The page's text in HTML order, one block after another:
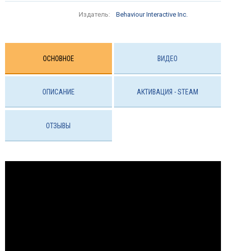
Издатель: Behaviour Interactive Inc.
ОСНОВНОЕ ВИДЕО
ОПИСАНИЕ АКТИВАЦИЯ - STEAM
ОТЗЫВЫ